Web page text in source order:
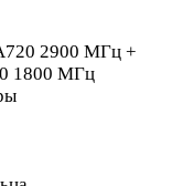
2900 МГц +
1800 МГц